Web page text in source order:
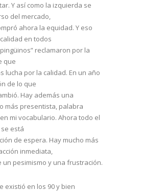
Y así como la izquierda se
del mercado,
ahora la equidad. Y eso
en todos
reclamaron por la
que
lucha por la calidad. En un año
de lo que
Hay además una
más presentista, palabra
mi vocabulario. Ahora todo el
está
de espera. Hay mucho más
inmediata,
un pesimismo y una frustración.
existió en los 90 y bien